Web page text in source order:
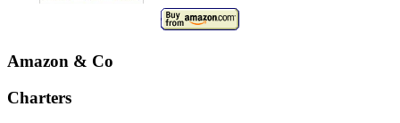
Amazon & Co
Charters